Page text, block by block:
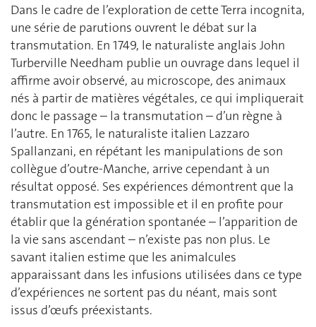
Dans le cadre de l’exploration de cette Terra incognita,
une série de parutions ouvrent le débat sur la
transmutation. En 1749, le naturaliste anglais John
Turberville Needham publie un ouvrage dans lequel il
affirme avoir observé, au microscope, des animaux
nés à partir de matières végétales, ce qui impliquerait
donc le passage – la transmutation – d’un règne à
l’autre. En 1765, le naturaliste italien Lazzaro
Spallanzani, en répétant les manipulations de son
collègue d’outre-Manche, arrive cependant à un
résultat opposé. Ses expériences démontrent que la
transmutation est impossible et il en profite pour
établir que la génération spontanée – l’apparition de
la vie sans ascendant – n’existe pas non plus. Le
savant italien estime que les animalcules
apparaissant dans les infusions utilisées dans ce type
d’expériences ne sortent pas du néant, mais sont
issus d’œufs préexistants.